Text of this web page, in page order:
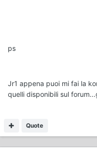
ps
Jr1 appena puoi mi fai la
quelli disponibili sul
Quote